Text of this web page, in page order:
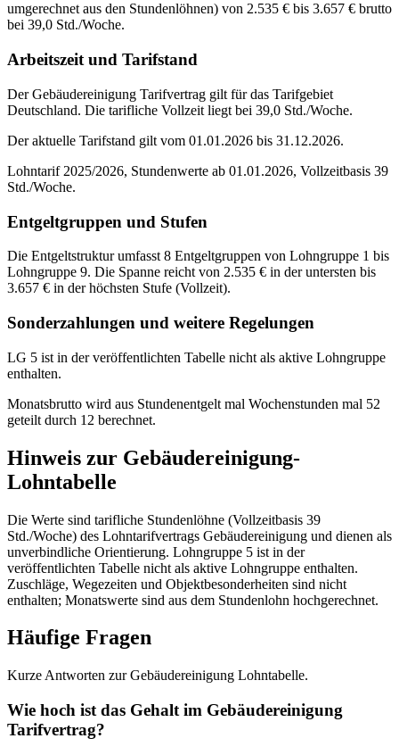
umgerechnet aus den Stundenlöhnen) von 2.535 € bis 3.657 € brutto
bei 39,0 Std./Woche.
Arbeitszeit und Tarifstand
Der Gebäudereinigung Tarifvertrag gilt für das Tarifgebiet
Deutschland. Die tarifliche Vollzeit liegt bei 39,0 Std./Woche.
Der aktuelle Tarifstand gilt vom 01.01.2026 bis 31.12.2026.
Lohntarif 2025/2026, Stundenwerte ab 01.01.2026, Vollzeitbasis 39
Std./Woche.
Entgeltgruppen und Stufen
Die Entgeltstruktur umfasst 8 Entgeltgruppen von Lohngruppe 1 bis
Lohngruppe 9. Die Spanne reicht von 2.535 € in der untersten bis
3.657 € in der höchsten Stufe (Vollzeit).
Sonderzahlungen und weitere Regelungen
LG 5 ist in der veröffentlichten Tabelle nicht als aktive Lohngruppe
enthalten.
Monatsbrutto wird aus Stundenentgelt mal Wochenstunden mal 52
geteilt durch 12 berechnet.
Hinweis zur Gebäudereinigung-
Lohntabelle
Die Werte sind tarifliche Stundenlöhne (Vollzeitbasis 39
Std./Woche) des Lohntarifvertrags Gebäudereinigung und dienen als
unverbindliche Orientierung. Lohngruppe 5 ist in der
veröffentlichten Tabelle nicht als aktive Lohngruppe enthalten.
Zuschläge, Wegezeiten und Objektbesonderheiten sind nicht
enthalten; Monatswerte sind aus dem Stundenlohn hochgerechnet.
Häufige Fragen
Kurze Antworten zur Gebäudereinigung Lohntabelle.
Wie hoch ist das Gehalt im Gebäudereinigung
Tarifvertrag?